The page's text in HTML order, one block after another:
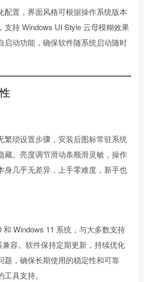
配置，界面风格可根据操作系统版本
支持 Windows UI Style 云母模糊效果
启动功能，确保软件随系统启动随时
繁琐设置步骤，安装后图标常驻系统
藏。亮度调节滑动条顺滑灵敏，操作
身几乎无差异，上手零难度，新手也
和 Windows 11 系统，与大多数支持
容。软件保持定期更新，持续优化
题，确保长期使用的稳定性和可靠
具支持。